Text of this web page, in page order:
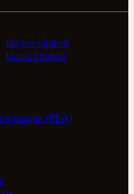
Видео Орфей
Ноты Орфей
(РБА)